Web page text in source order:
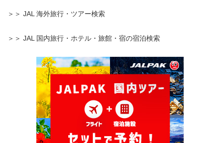
＞＞ JAL 海外旅行・ツアー検索
＞＞ JAL 国内旅行・ホテル・旅館・宿の宿泊検索